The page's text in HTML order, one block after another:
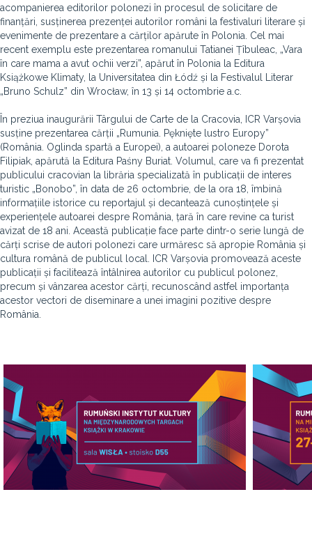
acompanierea editorilor polonezi în procesul de solicitare de
finanțări, susținerea prezenței autorilor români la festivaluri literare și
evenimente de prezentare a cărților apărute în Polonia. Cel mai
recent exemplu este prezentarea romanului Tatianei Țîbuleac, „Vara
în care mama a avut ochii verzi”, apărut în Polonia la Editura
Książkowe Klimaty, la Universitatea din Łódź și la Festivalul Literar
„Bruno Schulz” din Wrocław, în 13 și 14 octombrie a.c.
În preziua inaugurării Târgului de Carte de la Cracovia, ICR Varșovia
susține prezentarea cărții „Rumunia. Pęknięte lustro Europy”
(România. Oglinda spartă a Europei), a autoarei poloneze Dorota
Filipiak, apărută la Editura Paśny Buriat. Volumul, care va fi prezentat
publicului cracovian la librăria specializată în publicații de interes
turistic „Bonobo”, în data de 26 octombrie, de la ora 18, îmbină
informațiile istorice cu reportajul și decantează cunoștințele și
experiențele autoarei despre România, țară în care revine ca turist
avizat de 18 ani. Această publicație face parte dintr-o serie lungă de
cărți scrise de autori polonezi care urmăresc să apropie România și
cultura română de publicul local. ICR Varșovia promovează aceste
publicații și facilitează întâlnirea autorilor cu publicul polonez,
precum și vânzarea acestor cărți, recunoscând astfel importanța
acestor vectori de diseminare a unei imagini pozitive despre
România.